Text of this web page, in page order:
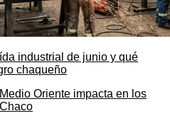
industrial de junio y qué
chaqueño